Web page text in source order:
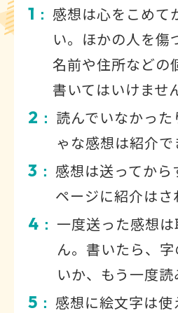
1 ： 感想は心をこめて
い。ほかの人を傷
名前や住所などの
書いてはいけませ
2 ： 読んでいなかった
ゃな感想は紹介で
3 ： 感想は送ってから
ページに紹介はさ
4 ： 一度送った感想
ん。書いたら、
いか、もう一度読
5 ： 感想に絵文字は